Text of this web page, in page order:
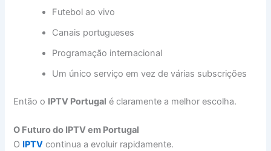
Futebol ao vivo
Canais portugueses
Programação internacional
Um único serviço em vez de várias subscrições
Então o IPTV Portugal é claramente a melhor escolha.
O Futuro do IPTV em Portugal
O IPTV continua a evoluir rapidamente.